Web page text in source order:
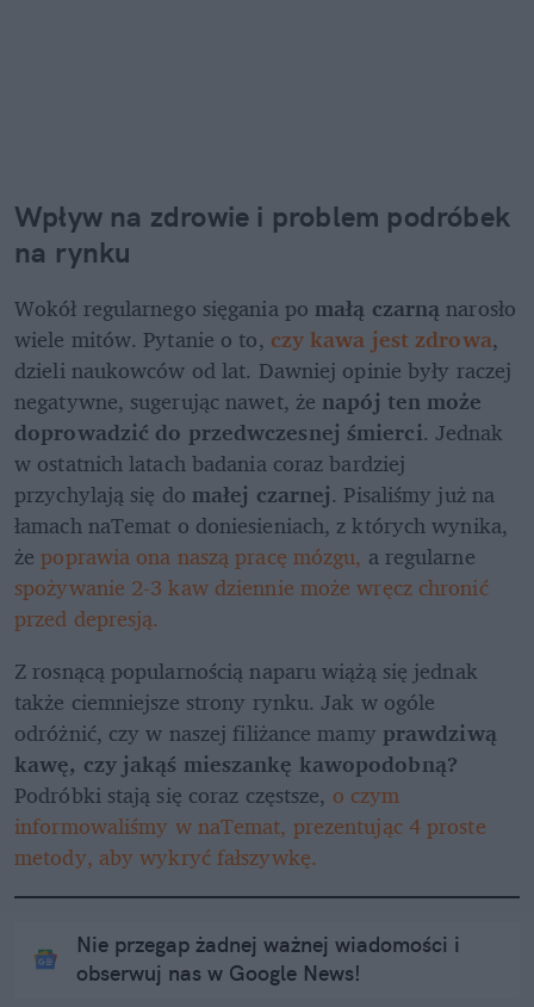
Wpływ na zdrowie i problem podróbek
na rynku
Wokół regularnego sięgania po małą czarną narosło
wiele mitów. Pytanie o to, czy kawa jest zdrowa,
dzieli naukowców od lat. Dawniej opinie były raczej
negatywne, sugerując nawet, że napój ten może
doprowadzić do przedwczesnej śmierci. Jednak
w ostatnich latach badania coraz bardziej
przychylają się do małej czarnej. Pisaliśmy już na
łamach naTemat o doniesieniach, z których wynika,
że poprawia ona naszą pracę mózgu,
spożywanie 2-3 kaw dziennie może wręcz chronić
przed depresją.
Z rosnącą popularnością naparu wiążą się jednak
także ciemniejsze strony rynku. Jak w ogóle
odróżnić, czy w naszej filiżance mamy prawdziwą
kawę, czy jakąś mieszankę kawopodobną?
Podróbki stają się coraz częstsze, o czym
informowaliśmy w naTemat, prezentując 4 proste
metody, aby wykryć fałszywkę.
Nie przegap żadnej ważnej wiadomości i
obserwuj nas w Google News!